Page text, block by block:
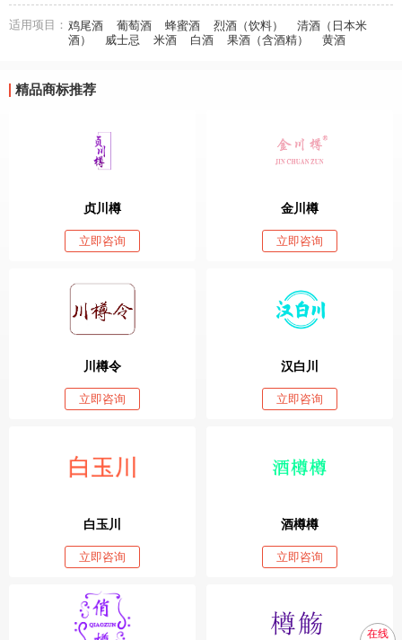
适用项目： 鸡尾酒 葡萄酒 蜂蜜酒 烈酒（饮料）
清酒（日本米
酒）
威士忌 米酒 白酒 果酒（含酒精） 黄酒
精品商标推荐
贞川樽
立即咨询
金川樽
立即咨询
川樽令
立即咨询
汉白川
立即咨询
白玉川
立即咨询
酒樽樽
立即咨询
在线